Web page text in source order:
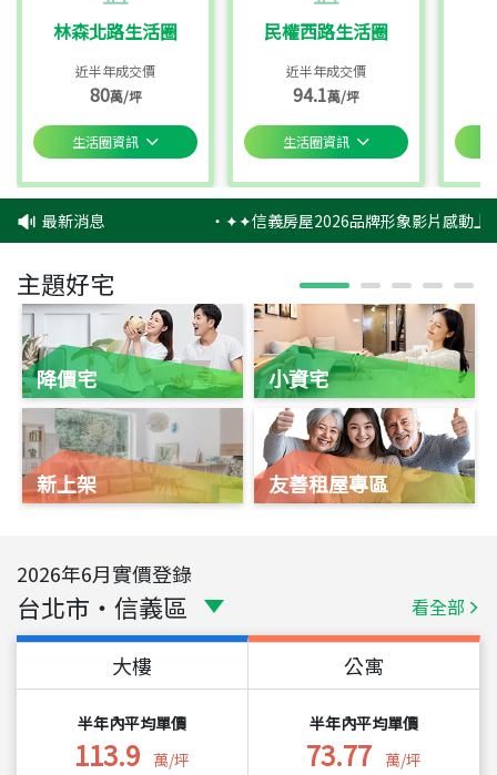
林森北路生活圈
近半年成交價
80萬/坪
生活圈資訊
民權西路生活圈
近半年成交價
94.1萬/坪
生活圈資訊
最新消息 ‧✦✦信義房屋2026品牌形象影片感動上
主題好宅
降價宅
新上架
小資宅
友善租屋專區
2026年6月實價登錄
台北市 ・ 信義區 看全部
大樓
半年內平均單價
113.9 萬/坪
公寓
半年內平均單價
73.77 萬/坪